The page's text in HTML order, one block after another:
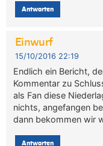
Antworten
Einwurf
15/10/2016 22:19
Endlich ein Bericht,
Kommentar zu
als Fan diese
nichts, angefangen
dann bekommen wir
Antworten